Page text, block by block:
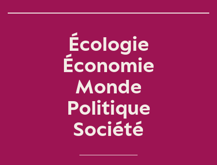
Écologie
Économie
Monde
Politique
Société